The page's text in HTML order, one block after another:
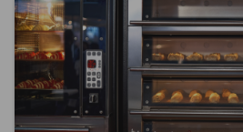
Data Marketing
Data Market
Ln{360°}
Insighta{360°}
Case Studies
Report & White Paper
Event & Webinar
繁體中文
English
Tiếng Việt